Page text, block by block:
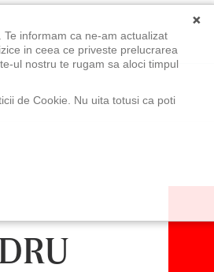
×
informam ca ne-am actualizat
in ceea ce priveste prelucrarea
ul nostru te rugam sa aloci timpul
de Cookie. Nu uita totusi ca poti